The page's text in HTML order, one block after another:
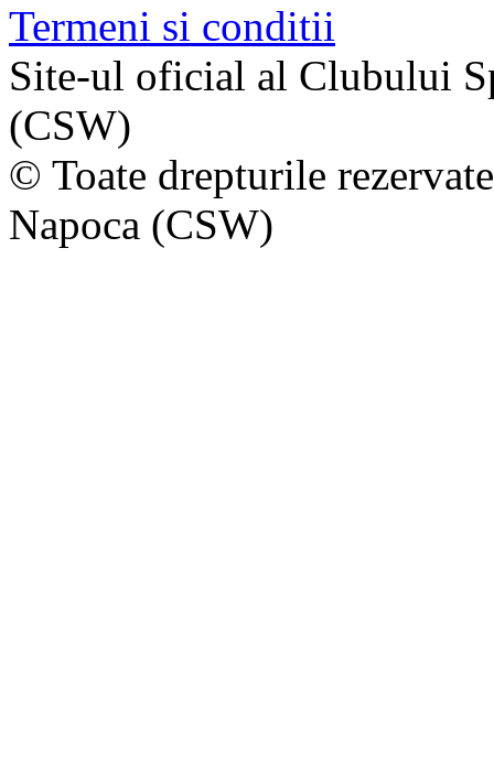
Termeni si conditii
Site-ul oficial al Clubului
(CSW)
© Toate drepturile
Napoca (CSW)